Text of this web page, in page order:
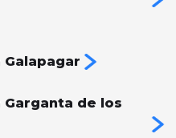
de los